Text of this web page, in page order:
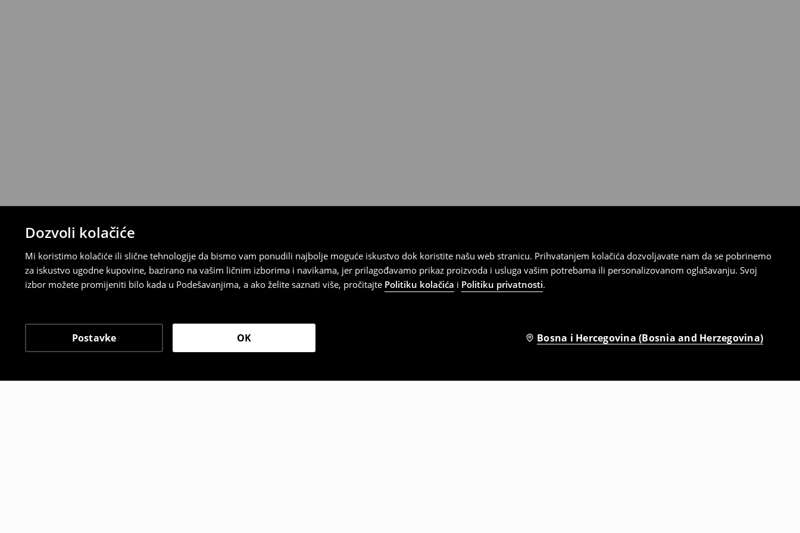
Dozvoli kolačiće
Mi koristimo kolačiće ili slične tehnologije da bismo vam ponudili najbolje moguće iskustvo dok koristite našu web stranicu. Prihvatanjem kolačića dozvoljavate nam da se pobrinemo
za iskustvo ugodne kupovine, bazirano na vašim ličnim izborima i navikama, jer prilagođavamo prikaz proizvoda i usluga vašim potrebama ili personalizovanom oglašavanju. Svoj
izbor možete promijeniti bilo kada u Podešavanjima, a ako želite saznati više, pročitajte Politiku kolačića i Politiku privatnosti.
Postavke OK Bosna i Hercegovina (Bosnia and Herzegovina)